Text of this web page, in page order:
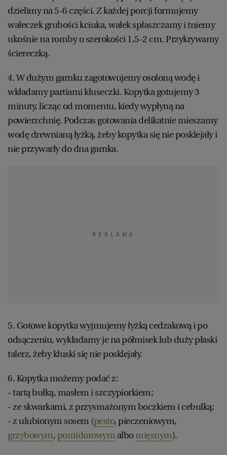
WROCŁAW
ZAKOPANE
ZIELONA GÓRA
dzielimy na 5-6 części. Z każdej porcji formujemy
wałeczek grubości kciuka, wałek spłaszczamy i tniemy
ukośnie na romby o szerokości 1,5-2 cm. Przykrywamy
ściereczką.
4. W dużym garnku zagotowujemy osoloną wodę i
wkładamy partiami kluseczki. Kopytka gotujemy 3
minuty, licząc od momentu, kiedy wypłyną na
powierzchnię. Podczas gotowania delikatnie mieszamy
wodę drewnianą łyżką, żeby kopytka się nie posklejały i
nie przywarły do dna garnka.
5. Gotowe kopytka wyjmujemy łyżką cedzakową i po
odsączeniu, wykładamy je na półmisek lub duży płaski
talerz, żeby kluski się nie posklejały.
6. Kopytka możemy podać z:
- tartą bułką, masłem i szczypiorkiem;
- ze skwarkami, z przysmażonym boczkiem i cebulką;
- z ulubionym sosem (pesto, pieczeniowym,
grzybowym, pomidorowym albomięsnym).